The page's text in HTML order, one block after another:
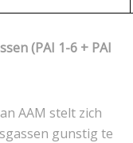
(PAI 1-6 + PAI
AAM stelt zich
gunstig te